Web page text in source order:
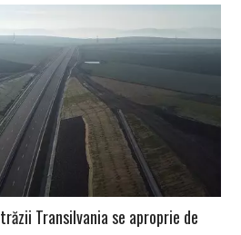
Transilvania se aproprie de